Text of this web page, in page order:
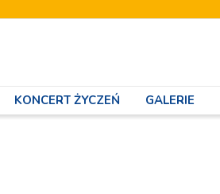
KONCERT ŻYCZEŃ GALERIE